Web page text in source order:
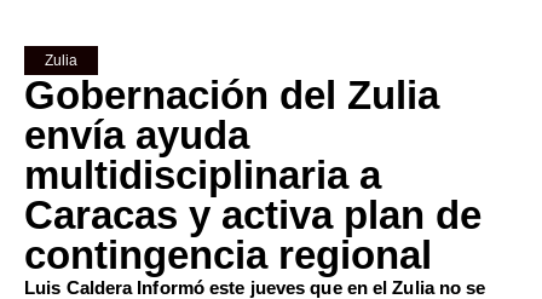
Zulia
Gobernación del Zulia
envía ayuda
multidisciplinaria a
Caracas y activa plan de
contingencia regional
Luis Caldera Informó este jueves que en el Zulia no se